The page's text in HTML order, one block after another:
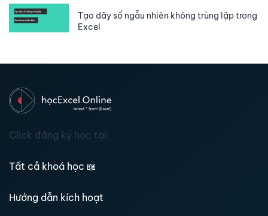
Tạo dãy số ngẫu nhiên không trùng lặp trong
Excel
Click đăng ký học tại:
Tất cả khoá học 📖
Hướng dẫn kích hoạt